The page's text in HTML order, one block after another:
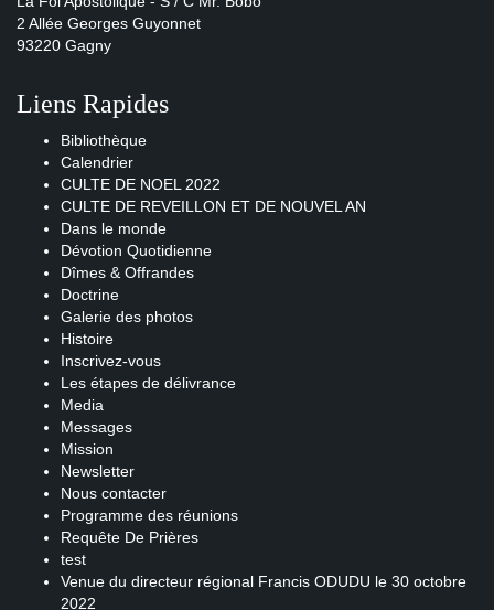
2 Allée Georges Guyonnet
93220 Gagny
Liens Rapides
Bibliothèque
Calendrier
CULTE DE NOEL 2022
CULTE DE REVEILLON ET DE NOUVEL AN
Dans le monde
Dévotion Quotidienne
Dîmes & Offrandes
Doctrine
Galerie des photos
Histoire
Inscrivez-vous
Les étapes de délivrance
Media
Messages
Mission
Newsletter
Nous contacter
Programme des réunions
Requête De Prières
test
Venue du directeur régional Francis ODUDU le 30 octobre
2022